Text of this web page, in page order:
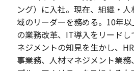
ング）に入社。現在、組織・
域のリーダーを務める。10年
の業務改革、IT導入をリード
ネジメントの知見を生かし、
事業務、人材マネジメント業務